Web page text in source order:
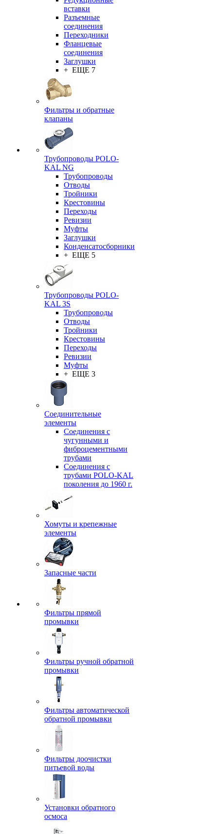
вставки
Разъемные
соединения
Переходники
Фланцевые
соединения
Заглушки
+ ЕЩЕ 7
Фильтры и обратные
клапаны
Трубопроводы POLO-
KAL NG
Трубопроводы
Отводы
Тройники
Крестовины
Переходы
Ревизии
Муфты
Заглушки
Конденсатосборники
+ ЕЩЕ 5
Трубопроводы POLO-
KAL 3S
Трубопроводы
Отводы
Тройники
Крестовины
Переходы
Ревизии
Муфты
+ ЕЩЕ 3
Соединительные
элементы
Соединения с
чугунными и
фиброцементными
трубами
Соединения с
трубами POLO-KAL
поколения до 1960 г.
Хомуты и крепежные
элементы
Запасные части
Фильтры прямой
промывки
Фильтры ручной обратной
промывки
Фильтры автоматической
обратной промывки
Фильтры доочистки
питьевой воды
Установки обратного
осмоса